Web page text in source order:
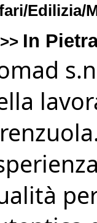
Edilizia/
In